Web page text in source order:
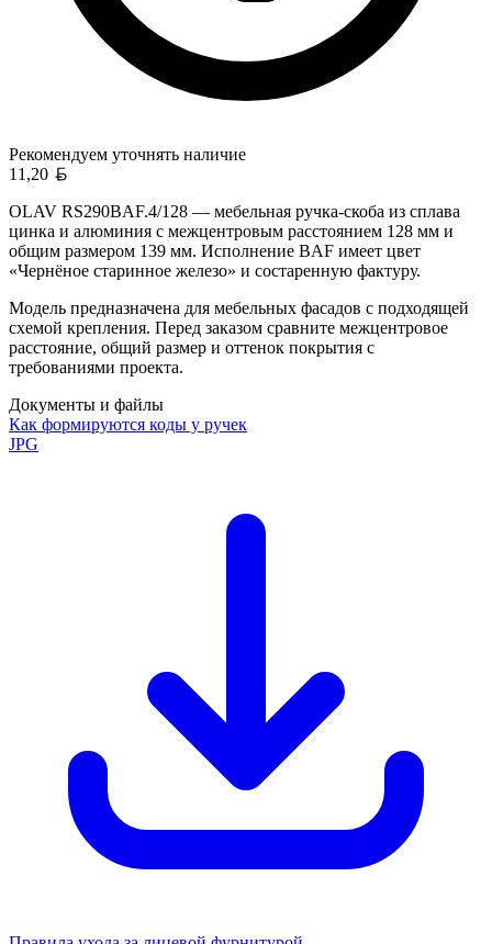
Рекомендуем уточнять наличие
11,20
OLAV RS290BAF.4/128 — мебельная ручка-скоба из сплава
цинка и алюминия с межцентровым расстоянием 128 мм и
общим размером 139 мм. Исполнение BAF имеет цвет
«Чернёное старинное железо» и состаренную фактуру.
Модель предназначена для мебельных фасадов с подходящей
схемой крепления. Перед заказом сравните межцентровое
расстояние, общий размер и оттенок покрытия с
требованиями проекта.
Документы и файлы
Как формируются коды у ручек
JPG